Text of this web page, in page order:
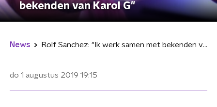
bekenden van Karol G"
News Rolf Sanchez: "Ik werk samen met bekenden van Karol G"
do 1 augustus 2019 19:15